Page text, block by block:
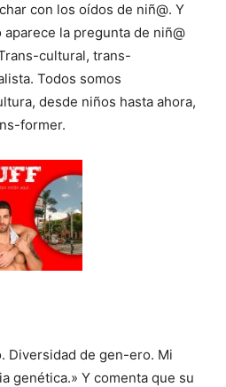
con los oídos de niñ@. Y
la pregunta de niñ@
cultural, trans-
Todos somos
desde niños hasta ahora,
former.
Diversidad de gen-ero. Mi
genética.» Y comenta que su